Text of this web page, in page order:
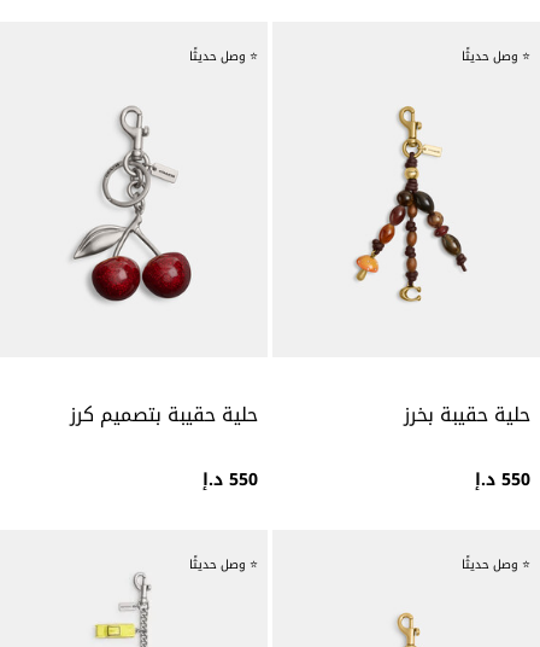
⭐ وصل حديثًا
حلية حقيبة بخرز
550 د.إ
⭐ وصل حديثًا
حلية حقيبة بتصميم كرز
550 د.إ
⭐ وصل حديثًا ⭐ وصل حديثًا